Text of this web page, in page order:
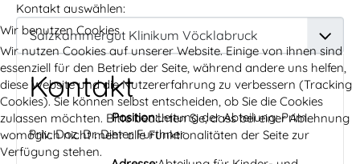
Kontakt auswählen:
Kontakt
Position:Leitung der Abteilung: Prim.
Priv. Doz. Dr. Dieter Furthner
Wir benutzen Cookies
Wir nutzen Cookies auf unserer Website. Einige von ihnen sind
essenziell für den Betrieb der Seite, während andere uns helfen,
diese Website und die Nutzererfahrung zu verbessern (Tracking
Cookies). Sie können selbst entscheiden, ob Sie die Cookies
zulassen möchten. Bitte beachten Sie, dass bei einer Ablehnung
womöglich nicht mehr alle Funktionalitäten der Seite zur
Verfügung stehen.